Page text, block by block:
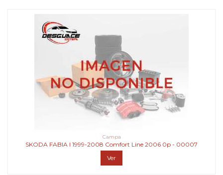
Campa
SKODA FABIA I 1999-2008 Comfort Line 2006 0p - 00007
Ver